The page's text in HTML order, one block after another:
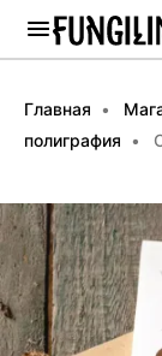
Главная
полиграфия